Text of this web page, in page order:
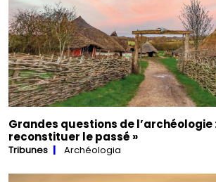
Grandes questions de l’archéologie
reconstituer le passé »
Tribunes Archéologia